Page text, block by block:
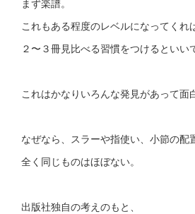
これもある程度のレベルになってくれ
２〜３冊見比べる習慣をつけるといい
これはかなりいろんな発見があって面
なぜなら、スラーや指使い、小節の配
全く同じものはほぼない。
出版社独自の考えのもと、